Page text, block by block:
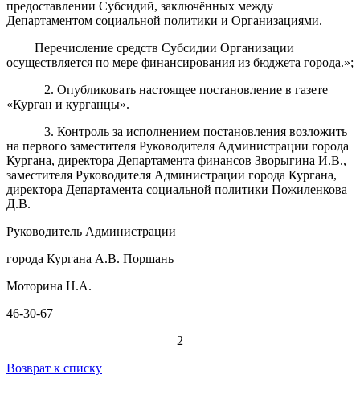
предоставлении Субсидий, заключённых между
Департаментом социальной политики и Организациями.
Перечисление средств Субсидии Организации
осуществляется по мере финансирования из бюджета города.»;
2. Опубликовать настоящее постановление в газете
«Курган и курганцы».
3. Контроль за исполнением постановления возложить
на первого заместителя Руководителя Администрации города
Кургана, директора Департамента финансов Зворыгина И.В.,
заместителя Руководителя Администрации города Кургана,
директора Департамента социальной политики Пожиленкова
Д.В.
Руководитель Администрации
города Кургана А.В. Поршань
Моторина Н.А.
46-30-67
2
Возврат к списку